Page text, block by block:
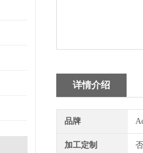
详情介绍
品牌
加工定制